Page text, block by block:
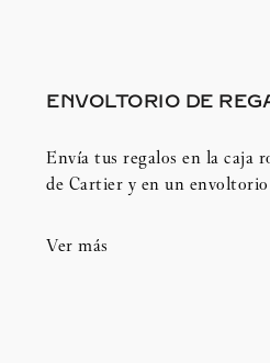
ENVOLTORIO DE
Envía tus regalos en la caja
de Cartier y en un envoltorio
Ver más